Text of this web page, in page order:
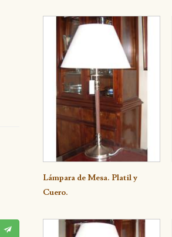
Detalle
Lámpara de Mesa. Platil y
Cuero.